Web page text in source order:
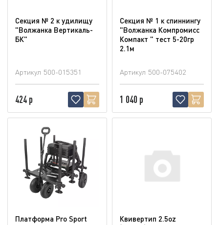
Секция № 2 к удилищу
"Волжанка Вертикаль-
БК"
Артикул 500-015351
424 р
Секция № 1 к спиннингу
"Волжанка Компромисс
Компакт " тест 5-20гр
2.1м
Артикул 500-075402
1 040 р
Платформа Pro Sport
Квивертип 2.5oz